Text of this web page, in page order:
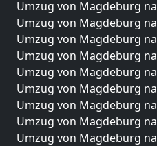
Umzug von Magdeburg
Umzug von Magdeburg
Umzug von Magdeburg
Umzug von Magdeburg
Umzug von Magdeburg
Umzug von Magdeburg
Umzug von Magdeburg
Umzug von Magdeburg
Umzug von Magdeburg